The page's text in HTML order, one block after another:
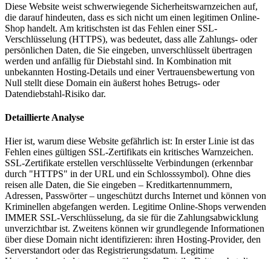
Diese Website weist schwerwiegende Sicherheitswarnzeichen auf,
die darauf hindeuten, dass es sich nicht um einen legitimen Online-
Shop handelt. Am kritischsten ist das Fehlen einer SSL-
Verschlüsselung (HTTPS), was bedeutet, dass alle Zahlungs- oder
persönlichen Daten, die Sie eingeben, unverschlüsselt übertragen
werden und anfällig für Diebstahl sind. In Kombination mit
unbekannten Hosting-Details und einer Vertrauensbewertung von
Null stellt diese Domain ein äußerst hohes Betrugs- oder
Datendiebstahl-Risiko dar.
Detaillierte Analyse
Hier ist, warum diese Website gefährlich ist: In erster Linie ist das
Fehlen eines gültigen SSL-Zertifikats ein kritisches Warnzeichen.
SSL-Zertifikate erstellen verschlüsselte Verbindungen (erkennbar
durch "HTTPS" in der URL und ein Schlosssymbol). Ohne dies
reisen alle Daten, die Sie eingeben – Kreditkartennummern,
Adressen, Passwörter – ungeschützt durchs Internet und können von
Kriminellen abgefangen werden. Legitime Online-Shops verwenden
IMMER SSL-Verschlüsselung, da sie für die Zahlungsabwicklung
unverzichtbar ist. Zweitens können wir grundlegende Informationen
über diese Domain nicht identifizieren: ihren Hosting-Provider, den
Serverstandort oder das Registrierungsdatum. Legitime